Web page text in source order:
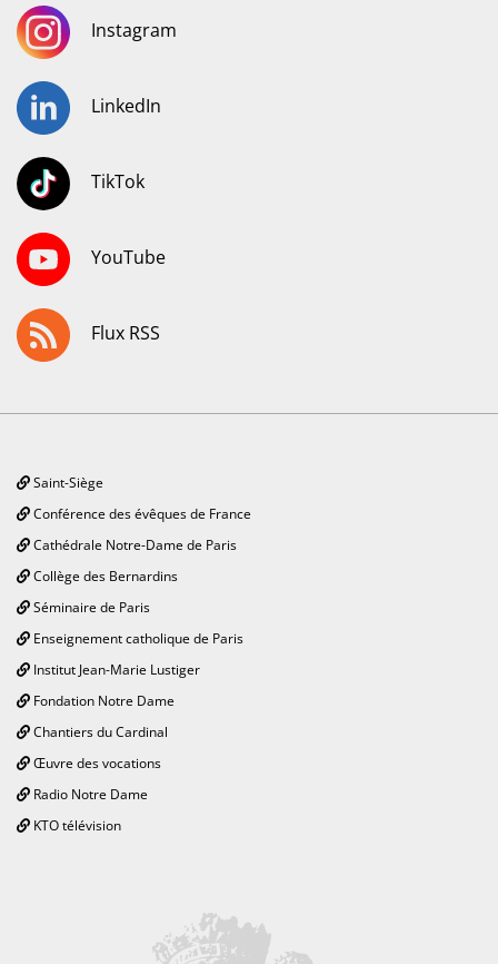
Instagram
LinkedIn
TikTok
YouTube
Flux RSS
Saint-Siège
Conférence des évêques de France
Cathédrale Notre-Dame de Paris
Collège des Bernardins
Séminaire de Paris
Enseignement catholique de Paris
Institut Jean-Marie Lustiger
Fondation Notre Dame
Chantiers du Cardinal
Œuvre des vocations
Radio Notre Dame
KTO télévision